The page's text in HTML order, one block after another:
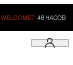
WELCOME7. 48 ЧАСОВ